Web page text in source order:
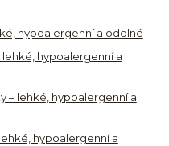
hypoalergenní a odolné
hypoalergenní a
– lehké, hypoalergenní a
hypoalergenní a